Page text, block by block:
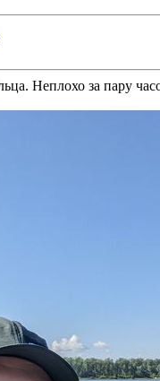
Неплохо за пару